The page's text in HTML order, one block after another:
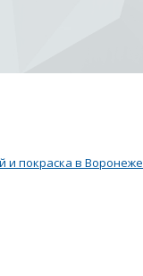
и покраска в Воронеже